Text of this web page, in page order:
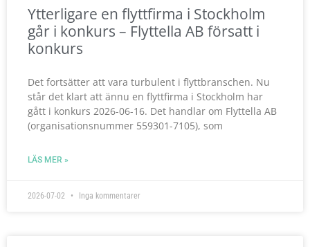
Ytterligare en flyttfirma i Stockholm
går i konkurs – Flyttella AB försatt i
konkurs
Det fortsätter att vara turbulent i flyttbranschen. Nu
står det klart att ännu en flyttfirma i Stockholm har
gått i konkurs 2026-06-16. Det handlar om Flyttella AB
(organisationsnummer 559301-7105), som
LÄS MER »
2026-07-02 Inga kommentarer